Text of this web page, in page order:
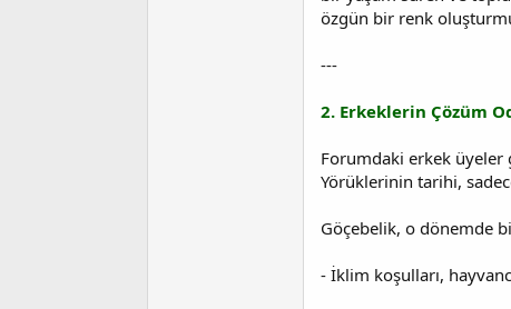
özgün bir renk
---
2. Erkeklerin Çözüm
Forumdaki erkek üyeler
Yörüklerinin tarihi,
Göçebelik, o dönemde
- İklim koşulları,